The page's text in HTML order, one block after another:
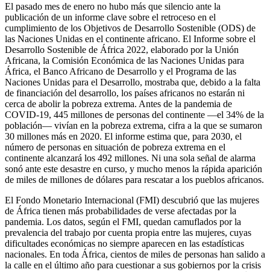
El pasado mes de enero no hubo más que silencio ante la
publicación de un informe clave sobre el retroceso en el
cumplimiento de los Objetivos de Desarrollo Sostenible (ODS) de
las Naciones Unidas en el continente africano. El Informe sobre el
Desarrollo Sostenible de África 2022, elaborado por la Unión
Africana, la Comisión Económica de las Naciones Unidas para
África, el Banco Africano de Desarrollo y el Programa de las
Naciones Unidas para el Desarrollo, mostraba que, debido a la falta
de financiación del desarrollo, los países africanos no estarán ni
cerca de abolir la pobreza extrema. Antes de la pandemia de
COVID-19, 445 millones de personas del continente —el 34% de la
población— vivían en la pobreza extrema, cifra a la que se sumaron
30 millones más en 2020. El informe estima que, para 2030, el
número de personas en situación de pobreza extrema en el
continente alcanzará los 492 millones. Ni una sola señal de alarma
sonó ante este desastre en curso, y mucho menos la rápida aparición
de miles de millones de dólares para rescatar a los pueblos africanos.
El Fondo Monetario Internacional (FMI) descubrió que las mujeres
de África tienen más probabilidades de verse afectadas por la
pandemia. Los datos, según el FMI, quedan camuflados por la
prevalencia del trabajo por cuenta propia entre las mujeres, cuyas
dificultades económicas no siempre aparecen en las estadísticas
nacionales. En toda África, cientos de miles de personas han salido a
la calle en el último año para cuestionar a sus gobiernos por la crisis